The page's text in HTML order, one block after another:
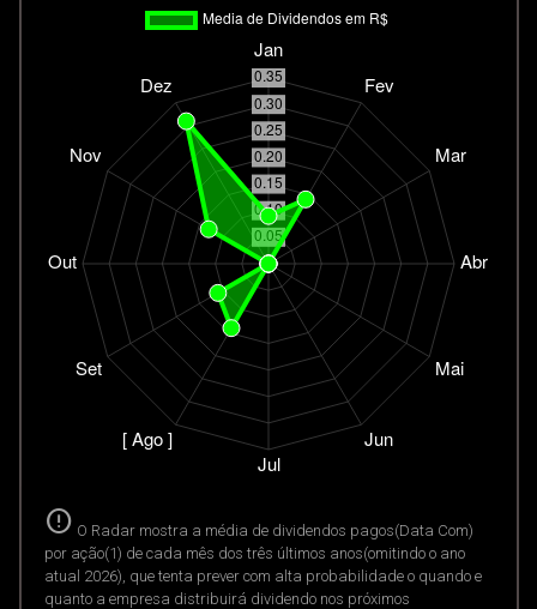
error O Radar mostra a média de dividendos pagos(Data Com)
por ação(1) de cada mês dos três últimos anos(omitindo o ano
atual 2026), que tenta prever com alta probabilidade o quando e
quanto a empresa distribuirá dividendo nos próximos